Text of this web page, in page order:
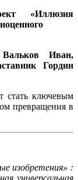
«Иллюзия
Вальков Иван,
Гордин
стать ключевым
превращения в
изобретения» :